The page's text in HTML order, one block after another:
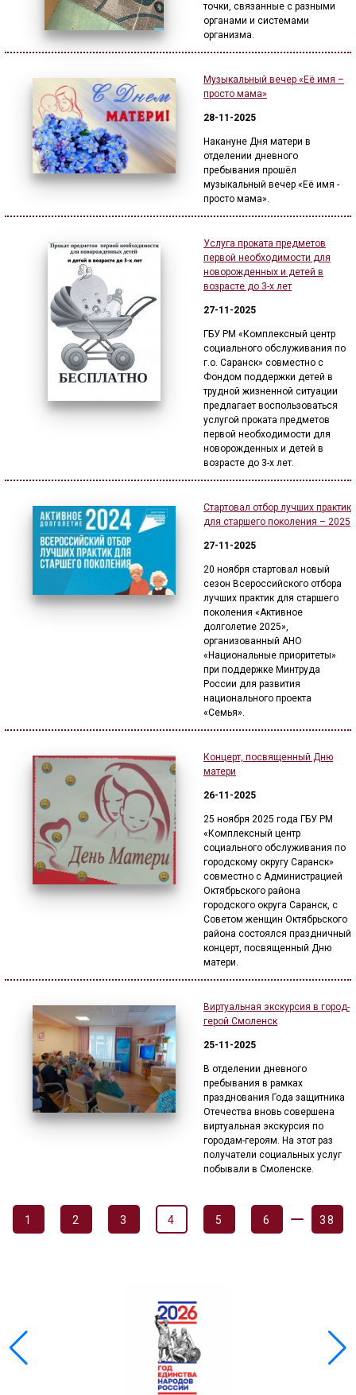
точки, связанные с разными
органами и системами
организма.
Музыкальный вечер «Её имя –
просто мама»
28-11-2025
Накануне Дня матери в
отделении дневного
пребывания прошёл
музыкальный вечер «Её имя -
просто мама».
Услуга проката предметов
первой необходимости для
новорожденных и детей в
возрасте до 3-х лет
27-11-2025
ГБУ РМ «Комплексный центр
социального обслуживания по
г.о. Саранск» совместно с
Фондом поддержки детей в
трудной жизненной ситуации
предлагает воспользоваться
услугой проката предметов
первой необходимости для
новорожденных и детей в
возрасте до 3-х лет.
Стартовал отбор лучших практик
для старшего поколения – 2025
27-11-2025
20 ноября стартовал новый
сезон Всероссийского отбора
лучших практик для старшего
поколения «Активное
долголетие 2025»,
организованный АНО
«Национальные приоритеты»
при поддержке Минтруда
России для развития
национального проекта
«Семья».
Концерт, посвященный Дню
матери
26-11-2025
25 ноября 2025 года ГБУ РМ
«Комплексный центр
социального обслуживания по
городскому округу Саранск»
совместно с Администрацией
Октябрьского района
городского округа Саранск, с
Советом женщин Октябрьского
района состоялся праздничный
концерт, посвященный Дню
матери.
Виртуальная экскурсия в город-
герой Смоленск
25-11-2025
В отделении дневного
пребывания в рамках
празднования Года защитника
Отечества вновь совершена
виртуальная экскурсия по
городам-героям. На этот раз
получатели социальных услуг
побывали в Смоленске.
1 2 3 4 5 6 38